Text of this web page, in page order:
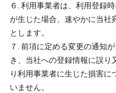
６. 利用事業者は、利用登録
が生じた場合、速やかに当社
とします。
７. 前項に定める変更の通知
き、当社への登録情報に誤り
り利用事業者に生じた損害に
いません。